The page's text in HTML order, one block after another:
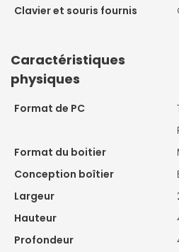
Clavier et souris fournis
Caractéristiques
physiques
Format de PC
Format du boitier
Conception boîtier
Largeur
Hauteur
Profondeur